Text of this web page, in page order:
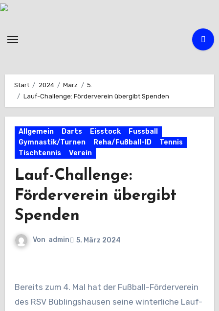
Zum
Start 2024 März
5.
Lauf-Challenge: Förderverein übergibt Spenden
Allgemein Darts Eisstock
Fussball
Gymnastik/Turnen
Reha/Fußball-ID
Tennis
Tischtennis
Verein
Lauf-Challenge:
Förderverein übergibt
Spenden
Von admin 5. März 2024
Bereits zum 4. Mal hat der Fußball-Förderverein
des RSV Büblingshausen seine winterliche Lauf-